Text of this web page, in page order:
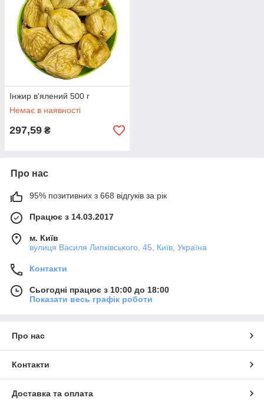
Інжир в'ялений 500 г
Немає в наявності
297,59 ₴
Про нас
95% позитивних з 668 відгуків за рік
Працює з 14.03.2017
м. Київ
вулиця Василя Липківського, 45, Київ, Україна
Контакти
Сьогодні працює з 10:00 до 18:00
Показати весь графік роботи
Про нас
Контакти
Доставка та оплата